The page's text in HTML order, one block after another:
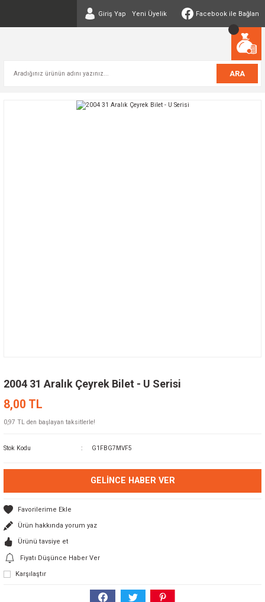
Giriş Yap Yeni Üyelik Facebook ile Bağlan
ARA
2004 31 Aralık Çeyrek Bilet - U Serisi
8,00 TL
0,97 TL den başlayan taksitlerle!
Stok Kodu G1FBG7MVF5
GELINCE HABER VER
Ürün hakkında yorum yaz
Ürünü tavsiye et
Fiyatı Düşünce Haber Ver
Karşılaştır